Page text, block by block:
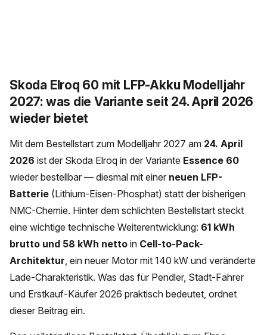
Skoda Elroq 60 mit LFP-Akku Modelljahr
2027: was die Variante seit 24. April 2026
wieder bietet
Mit dem Bestellstart zum Modelljahr 2027 am 24. April
2026 ist der Skoda Elroq in der Variante Essence 60
wieder bestellbar — diesmal mit einer neuen LFP-
Batterie (Lithium-Eisen-Phosphat) statt der bisherigen
NMC-Chemie. Hinter dem schlichten Bestellstart steckt
eine wichtige technische Weiterentwicklung: 61 kWh
brutto und 58 kWh netto in Cell-to-Pack-
Architektur, ein neuer Motor mit 140 kW und veränderte
Lade-Charakteristik. Was das für Pendler, Stadt-Fahrer
und Erstkauf-Käufer 2026 praktisch bedeutet, ordnet
dieser Beitrag ein.